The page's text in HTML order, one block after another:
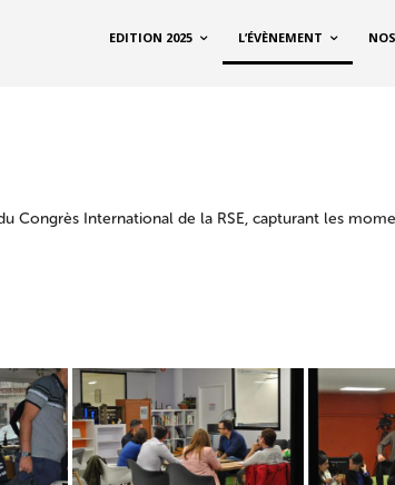
EDITION 2025 L’ÉVÈNEMENT
Congrès International de la RSE, capturant les